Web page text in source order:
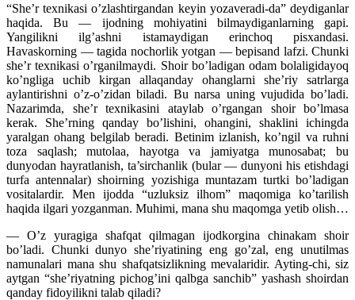
“She’r texnikasi o’zlashtirgandan keyin yozaveradi-da” deydiganlar
haqida. Bu — ijodning mohiyatini bilmaydiganlarning gapi.
Yangilikni ilg’ashni istamaydigan erinchoq pisxandasi.
Havaskorning — tagida nochorlik yotgan — bepisand lafzi. Chunki
she’r texnikasi o’rganilmaydi. Shoir bo’ladigan odam bolaligidayoq
ko’ngliga uchib kirgan allaqanday ohanglarni she’riy satrlarga
aylantirishni o’z-o’zidan biladi. Bu narsa uning vujudida bo’ladi.
Nazarimda, she’r texnikasini ataylab o’rgangan shoir bo’lmasa
kerak. She’rning qanday bo’lishini, ohangini, shaklini ichingda
yaralgan ohang belgilab beradi. Betinim izlanish, ko’ngil va ruhni
toza saqlash; mutolaa, hayotga va jamiyatga munosabat; bu
dunyodan hayratlanish, ta’sirchanlik (bular — dunyoni his etishdagi
turfa antennalar) shoirning yozishiga muntazam turtki bo’ladigan
vositalardir. Men ijodda “uzluksiz ilhom” maqomiga ko’tarilish
haqida ilgari yozganman. Muhimi, mana shu maqomga yetib olish…
— O’z yuragiga shafqat qilmagan ijodkorgina chinakam shoir
bo’ladi. Chunki dunyo she’riyatining eng go’zal, eng unutilmas
namunalari mana shu shafqatsizlikning mevalaridir. Ayting-chi, siz
aytgan “she’riyatning pichog’ini qalbga sanchib” yashash shoirdan
qanday fidoyilikni talab qiladi?